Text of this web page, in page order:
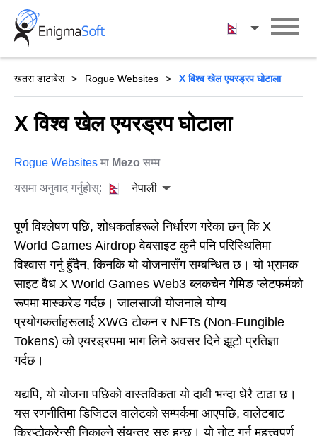
Skip
content
नेपाली
खतरा डाटाबेस Rogue Websites X विश्व खेल एयरड्रप घोटाला
X विश्व खेल एयरड्रप घोटाला
Rogue Websites मा Mezo सम्म
यसमा अनुवाद गर्नुहोस्: नेपाली
पूर्ण विश्लेषण पछि, शोधकर्ताहरूले निर्धारण गरेका छन् कि X
World Games Airdrop वेबसाइट कुनै पनि परिस्थितिमा
विश्वास गर्नु हुँदैन, किनकि यो योजनासँग सम्बन्धित छ। यो भ्रामक
साइट वैध X World Games Web3 ब्लकचेन गेमिङ प्लेटफर्मको
रूपमा मास्करेड गर्दछ। जालसाजी योजनाले योग्य
प्रयोगकर्ताहरूलाई XWG टोकन र NFTs (Non-Fungible
Tokens) को एयरड्रपमा भाग लिने अवसर दिने झूटो प्रतिज्ञा
गर्दछ।
यद्यपि, यो योजना पछिको वास्तविकता यो दावी भन्दा धेरै टाढा छ।
यस रणनीतिमा डिजिटल वालेटको सम्पर्कमा आएपछि, वालेटबाट
क्रिप्टोकरेन्सी निकाल्ने संयन्त्र सुरु हुन्छ। यो नोट गर्न महत्त्वपूर्ण